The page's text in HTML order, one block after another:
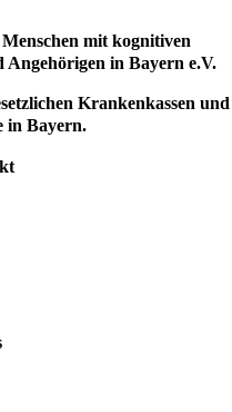
mit kognitiven
in Bayern e.V.
Krankenkassen und
in Bayern.